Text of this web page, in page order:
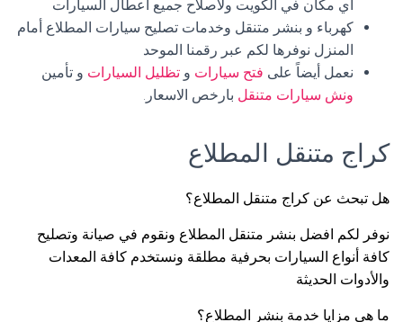
أي مكان في الكويت ولاصلاح جميع اعطال السيارات
كهرباء و بنشر متنقل وخدمات تصليح سيارات المطلاع أمام
المنزل نوفرها لكم عبر رقمنا الموحد
نعمل أيضاً على فتح سيارات و تظليل السيارات و تأمين
ونش سيارات متنقل بارخص الاسعار.
كراج متنقل المطلاع
هل تبحث عن كراج متنقل المطلاع؟
نوفر لكم افضل بنشر متنقل المطلاع ونقوم في صيانة وتصليح
كافة أنواع السيارات بحرفية مطلقة ونستخدم كافة المعدات
والأدوات الحديثة
ما هي مزايا خدمة بنشر المطلاع؟